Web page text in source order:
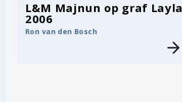
L&M Majnun op graf Layla
2006
Ron van den Bosch